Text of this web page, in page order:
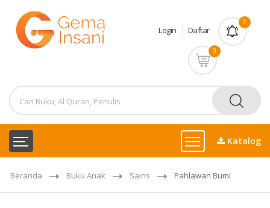
Login Daftar
0
0
Katalog
Beranda Buku Anak Sains Pahlawan Bumi